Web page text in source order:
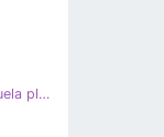
Goodin Sandalias doradas en una suela plana dorado